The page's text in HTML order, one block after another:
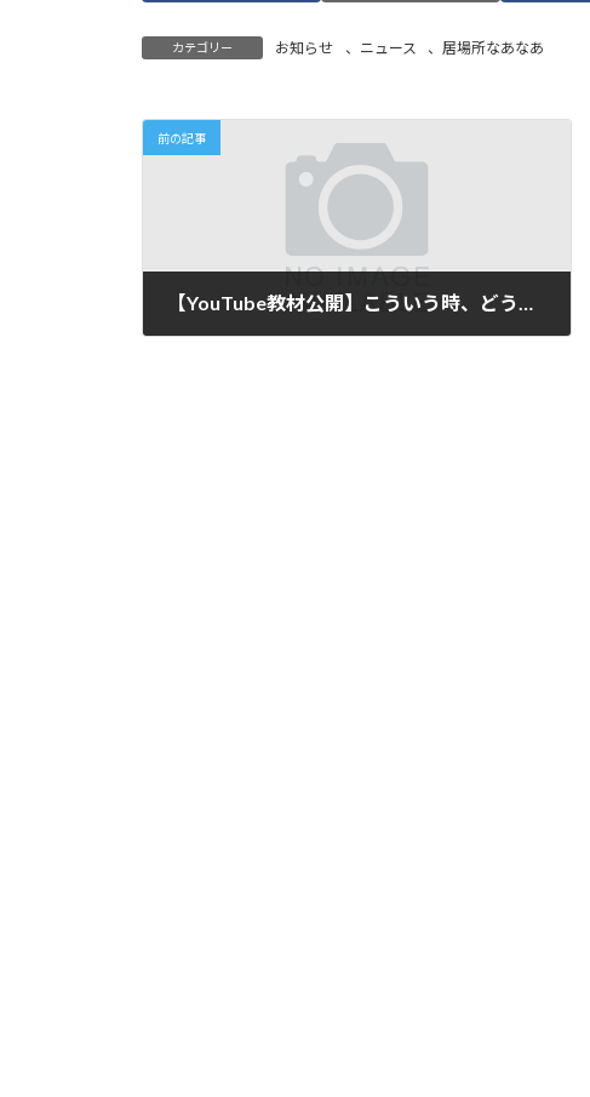
カテゴリー お知らせ 、 ニュース 、居場所なあなあ
前の記事
【YouTube教材公開】こういう時、どうする？～２Rコミュニケーションのすすめ～（前編）